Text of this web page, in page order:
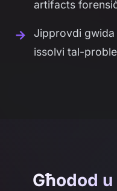
artifacts
Jipprovdi
issolvi tal-
Għodod